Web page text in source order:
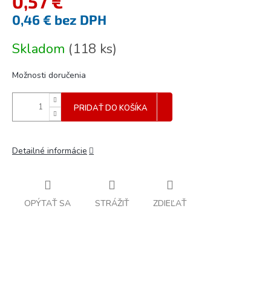
0,46 € bez DPH
cena:
Skladom (118 ks)
Možnosti doručenia
PRIDAŤ DO KOŠÍKA
Detailné informácie
OPÝTAŤ SA STRÁŽIŤ ZDIEĽAŤ